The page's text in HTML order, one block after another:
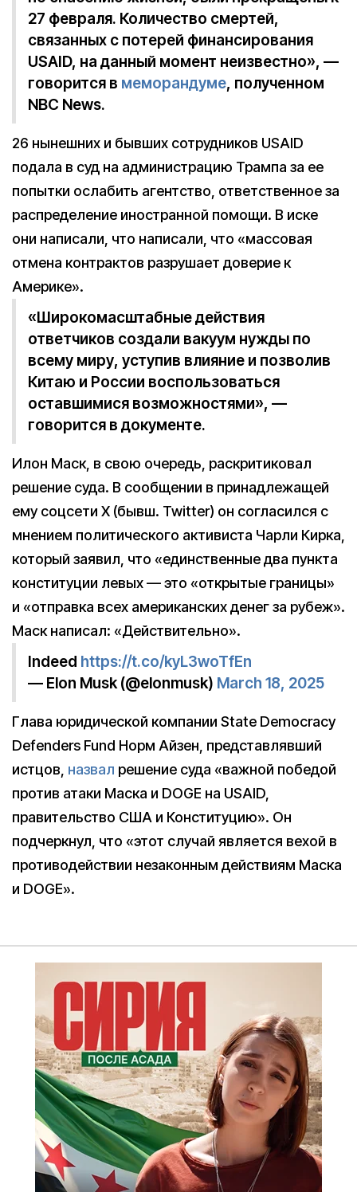
27 февраля. Количество смертей,
связанных с потерей финансирования
USAID, на данный момент неизвестно», —
говорится в меморандуме, полученном
NBC News.
26 нынешних и бывших сотрудников USAID
подала в суд на администрацию Трампа за ее
попытки ослабить агентство, ответственное за
распределение иностранной помощи. В иске
они написали, что написали, что «массовая
отмена контрактов разрушает доверие к
Америке».
«Широкомасштабные действия
ответчиков создали вакуум нужды по
всему миру, уступив влияние и позволив
Китаю и России воспользоваться
оставшимися возможностями», —
говорится в документе.
Илон Маск, в свою очередь, раскритиковал
решение суда. В сообщении в принадлежащей
ему соцсети X (бывш. Twitter) он согласился с
мнением политического активиста Чарли Кирка,
который заявил, что «единственные два пункта
конституции левых — это «открытые границы»
и «отправка всех американских денег за рубеж».
Маск написал: «Действительно».
Indeed https://t.co/kyL3woTfEn
— Elon Musk (@elonmusk) March 18, 2025
Глава юридической компании State Democracy
Defenders Fund Норм Айзен, представлявший
истцов, назвал решение суда «важной победой
против атаки Маска и DOGE на USAID,
правительство США и Конституцию». Он
подчеркнул, что «этот случай является вехой в
противодействии незаконным действиям Маска
и DOGE».